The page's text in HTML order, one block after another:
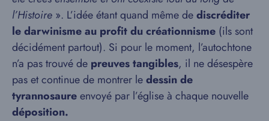
l’Histoire ». L’idée étant quand même dediscréditer
le darwinisme au profit du créationnisme (ils sont
décidément partout). Si pour le moment, l’autochtone
n’a pas trouvé de preuves tangibles, il ne désespère
pas et continue de montrer ledessin de
tyrannosaureenvoyé par l’église à chaque nouvelle
déposition.